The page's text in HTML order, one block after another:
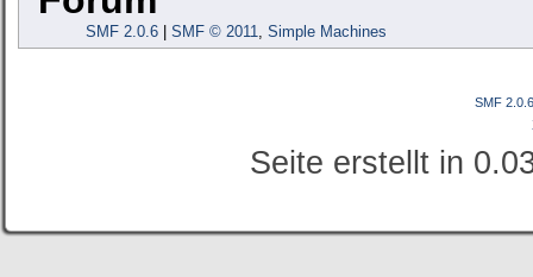
SMF 2.0.6| SMF © 2011 Simple Machines
SMF 2.0.6
Seite erstellt in